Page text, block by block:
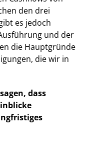
den drei
es jedoch
und der
die Hauptgründe
die wir in
dass